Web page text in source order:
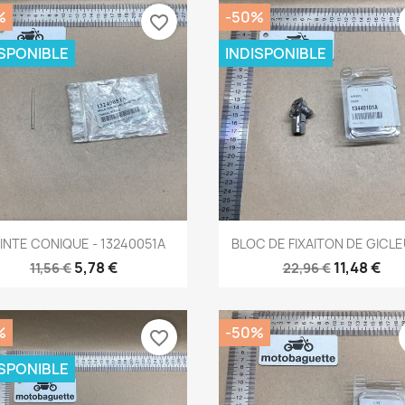
Aperçu rapide
CONIQUE - 13240051A
11,56 € 5,78 €
favorite_border
Aperçu rapide
BLOC DE FIXAITON DE
22,96 € 11,48 €
-50%
INDISPONIBLE
favorite_border -50%